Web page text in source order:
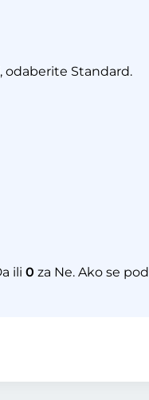
odaberite Standard.
ili 0 za Ne. Ako se